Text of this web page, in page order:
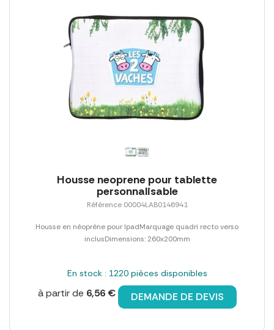
Housse neoprene pour tablette
personnalisable
Référence 00004LAB0146941
Housse en néoprène pour IpadMarquage quadri recto verso
inclusDimensions: 260x200mm
En stock : 1220 pièces disponibles
à partir de 6,56 € DEMANDE DE DEVIS